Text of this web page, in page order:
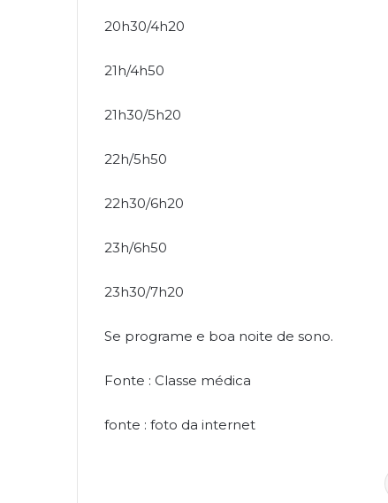
20h30/4h20
21h/4h50
21h30/5h20
22h/5h50
22h30/6h20
23h/6h50
23h30/7h20
Se programe e boa noite de sono.
Fonte : Classe médica
fonte : foto da internet